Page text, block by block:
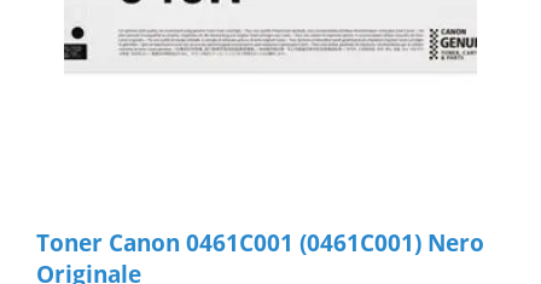
Toner Canon 0461C001 (0461C001) Nero
Originale